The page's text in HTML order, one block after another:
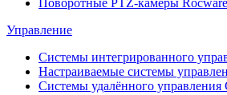
Управление
Системы интегрированного
Настраиваемые системы
Системы удалённого управления